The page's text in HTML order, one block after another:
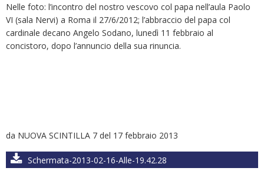
Nelle foto: l’incontro del nostro vescovo col papa nell’aula Paolo
VI (sala Nervi) a Roma il 27/6/2012; l’abbraccio del papa col
cardinale decano Angelo Sodano, lunedì 11 febbraio al
concistoro, dopo l’annuncio della sua rinuncia.
da NUOVA SCINTILLA 7 del 17 febbraio 2013
Schermata-2013-02-16-Alle-19.42.28